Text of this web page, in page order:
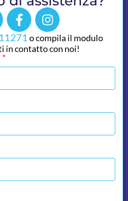
o compila il modulo
in contatto con noi!